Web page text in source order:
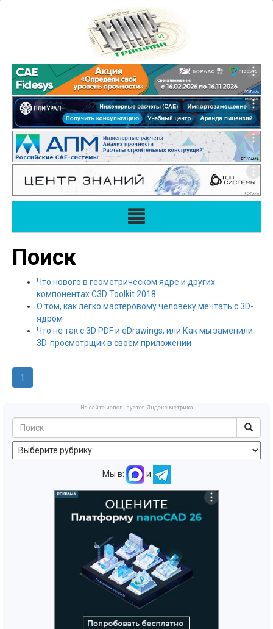
Поиск
Что нового в геометрическом ядре и других
компонентах C3D Toolkit 2018
О том, как легко мастеровому человеку мечтать с 3D-
ядром
Что не так с 3D PDF и eDrawings, или Как мы заменили
3D-просмотрщик в своем приложении
1
На сайте используется Яндекс метрика
Мы в: и